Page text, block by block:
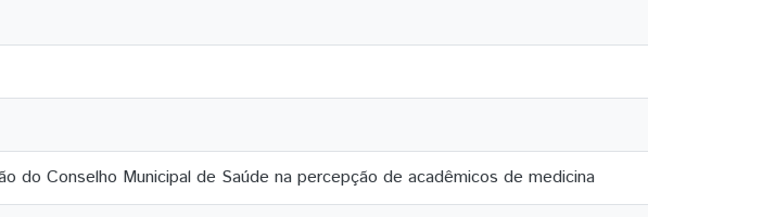
do Conselho Municipal de Saúde na percepção de acadêmicos de medicina